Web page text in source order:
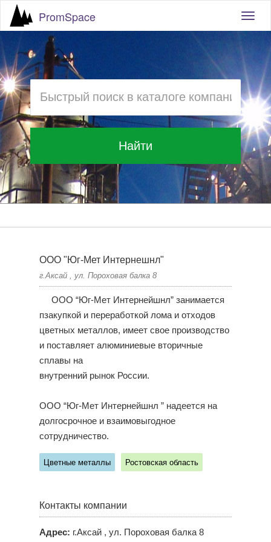
PromSpace
Найти
ООО "Юг-Мет Интернешнл"
г.Аксай , ул. Пороховая балка 8
ООО “Юг-Мет Интернейшнл” занимается
пзакупкой и переработкой лома и отходов
цветных металлов, имеет свое производство
и поставляет алюминиевые вторичные
сплавы на
внутренний рынок России.
ООО “Юг-Мет Интернейшнл ” надеется на
долгосрочное и взаимовыгодное
сотрудничество.
Цветные металлы Ростовская область
Контакты компании
Адрес: г.Аксай , ул. Пороховая балка 8